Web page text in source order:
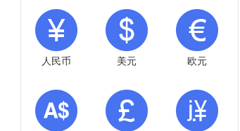
人民币 美元 欧元